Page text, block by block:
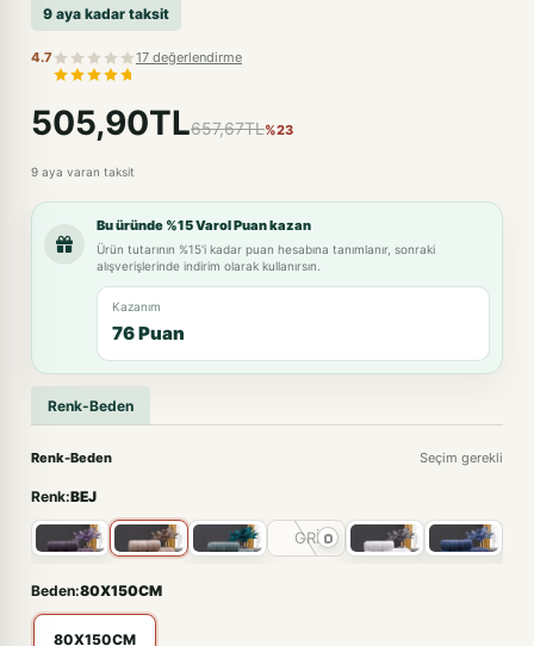
9 aya kadar taksit
4.7 17 değerlendirme
505,90TL657,67TL%23
9 aya varan taksit
Bu üründe %15 Varol Puan kazan
Ürün tutarının %15'i kadar puan hesabına tanımlanır, sonraki
alışverişlerinde indirim olarak kullanırsın.
Kazanım
76 Puan
Renk-Beden
Renk-Beden Seçim gerekli
Renk:BEJ
GRİ
Beden:80X150CM
80X150CM